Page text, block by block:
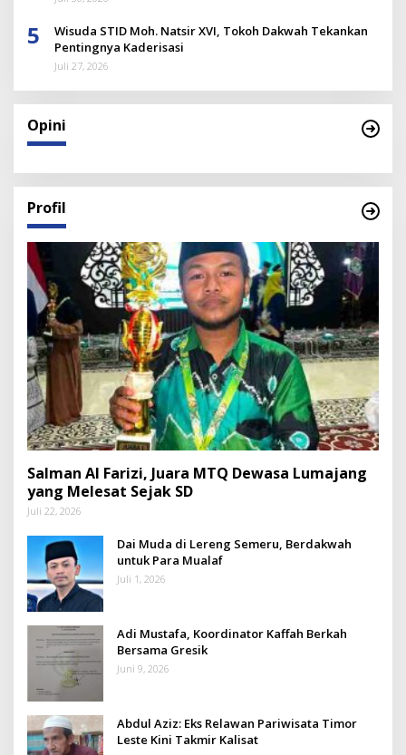
5
Wisuda STID Moh. Natsir XVI, Tokoh Dakwah Tekankan
Pentingnya Kaderisasi
Juli 27, 2026
Opini
Profil
Salman Al Farizi, Juara MTQ Dewasa Lumajang
yang Melesat Sejak SD
Juli 22, 2026
Dai Muda di Lereng Semeru, Berdakwah
untuk Para Mualaf
Juli 1, 2026
Adi Mustafa, Koordinator Kaffah Berkah
Bersama Gresik
Juni 9, 2026
Abdul Aziz: Eks Relawan Pariwisata Timor
Leste Kini Takmir Kalisat